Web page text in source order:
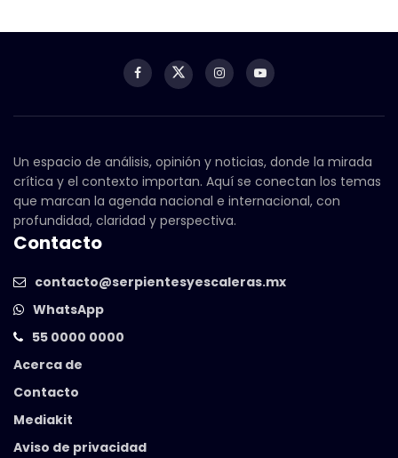
Un espacio de análisis, opinión y noticias, donde la mirada
crítica y el contexto importan. Aquí se conectan los temas
que marcan la agenda nacional e internacional, con
profundidad, claridad y perspectiva.
Contacto
contacto@serpientesyescaleras.mx
WhatsApp
55 0000 0000
Acerca de
Contacto
Mediakit
Aviso de privacidad